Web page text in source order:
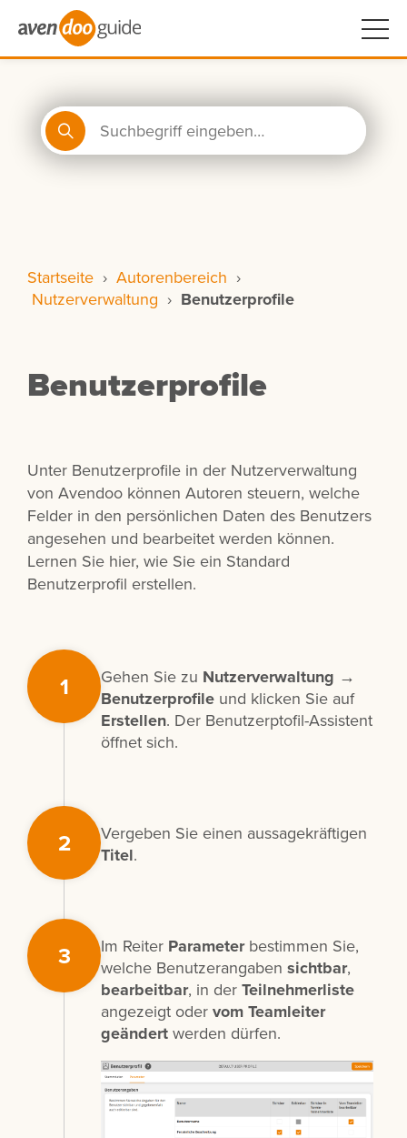
Startseite › Autorenbereich ›
Nutzerverwaltung › Benutzerprofile
Benutzerprofile
Unter Benutzerprofile in der Nutzerverwaltung
von Avendoo können Autoren steuern, welche
Felder in den persönlichen Daten des Benutzers
angesehen und bearbeitet werden können.
Lernen Sie hier, wie Sie ein Standard
Benutzerprofil erstellen.
1 Gehen Sie zu Nutzerverwaltung →
Benutzerprofile und klicken Sie auf
Erstellen. Der Benutzerptofil-Assistent
öffnet sich.
2 Vergeben Sie einen aussagekräftigen
Titel.
3 Im Reiter Parameterbestimmen Sie,
welche Benutzerangaben sichtbar,
bearbeitbar, in der Teilnehmerliste
angezeigt oder vom Teamleiter
geändert werden dürfen.